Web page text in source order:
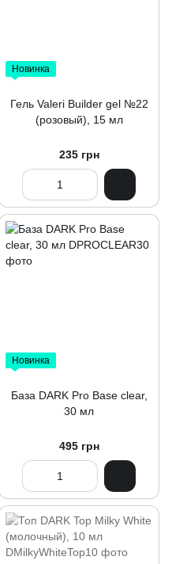
Новинка
Гель Valeri Builder gel №22
(розовый), 15 мл
235 грн
Новинка
База DARK Pro Base clear,
30 мл
495 грн